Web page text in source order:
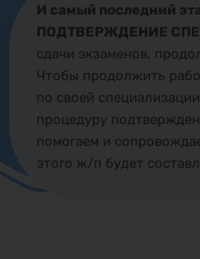
И самый последний
ПОДТВЕРЖДЕНИЕ
сдачи экзаменов,
Чтобы продолжить
по своей
процедуру
помогаем и
этого ж/п будет